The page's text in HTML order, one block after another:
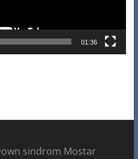
01:36
sindrom Mostar